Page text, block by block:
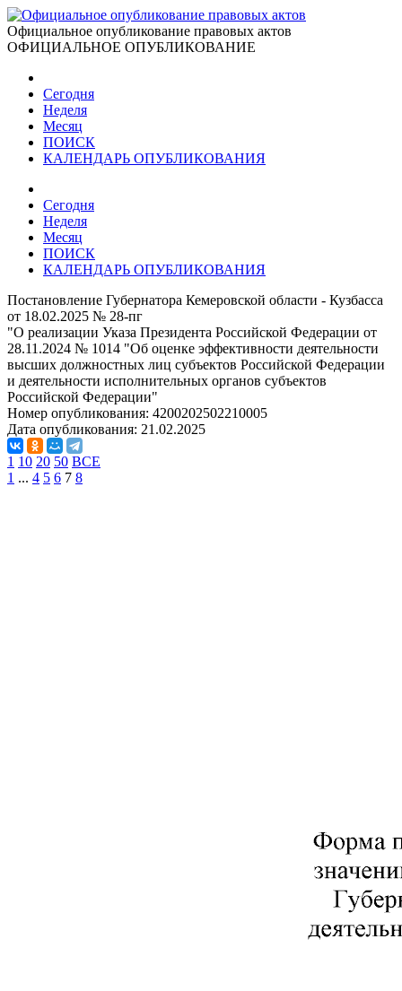
Официальное опубликование правовых актов
ОФИЦИАЛЬНОЕ ОПУБЛИКОВАНИЕ
Сегодня
Неделя
Месяц
ПОИСК
КАЛЕНДАРЬ ОПУБЛИКОВАНИЯ
Сегодня
Неделя
Месяц
ПОИСК
КАЛЕНДАРЬ ОПУБЛИКОВАНИЯ
Постановление Губернатора Кемеровской области - Кузбасса
от 18.02.2025 № 28-пг
"О реализации Указа Президента Российской Федерации от
28.11.2024 № 1014 "Об оценке эффективности деятельности
высших должностных лиц субъектов Российской Федерации
и деятельности исполнительных органов субъектов
Российской Федерации"
Номер опубликования: 4200202502210005
Дата опубликования: 21.02.2025
1 10 20 50 ВСЕ
1 ... 4 5 6 7 8